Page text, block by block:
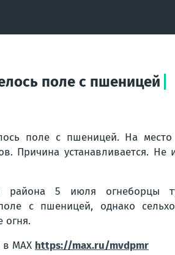
поле с пшеницей
поле с пшеницей. На
Причина устанавливается.
5 июля огнеборцы
с пшеницей, однако
огня.
MAX https://max.ru/mvdpmr